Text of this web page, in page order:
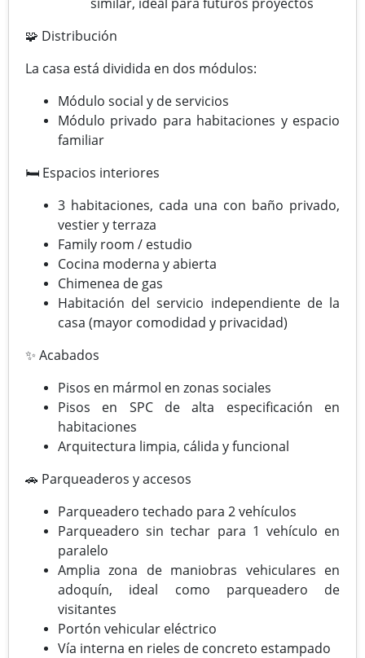
🧩 Distribución
La casa está dividida en dos módulos:
Módulo social y de servicios
Módulo privado para habitaciones y espacio
familiar
🛏 Espacios interiores
3 habitaciones, cada una con baño privado,
vestier y terraza
Family room / estudio
Cocina moderna y abierta
Chimenea de gas
Habitación del servicio independiente de la
casa (mayor comodidad y privacidad)
✨ Acabados
Pisos en mármol en zonas sociales
Pisos en SPC de alta especificación en
habitaciones
Arquitectura limpia, cálida y funcional
🚗 Parqueaderos y accesos
Parqueadero techado para 2 vehículos
Parqueadero sin techar para 1 vehículo en
paralelo
Amplia zona de maniobras vehiculares en
adoquín, ideal como parqueadero de
visitantes
Portón vehicular eléctrico
Vía interna en rieles de concreto estampado